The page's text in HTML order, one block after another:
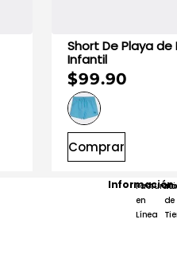
Short De Playa de Niña
Infantil
$99.90
Comprar
Información
en
Línea
de